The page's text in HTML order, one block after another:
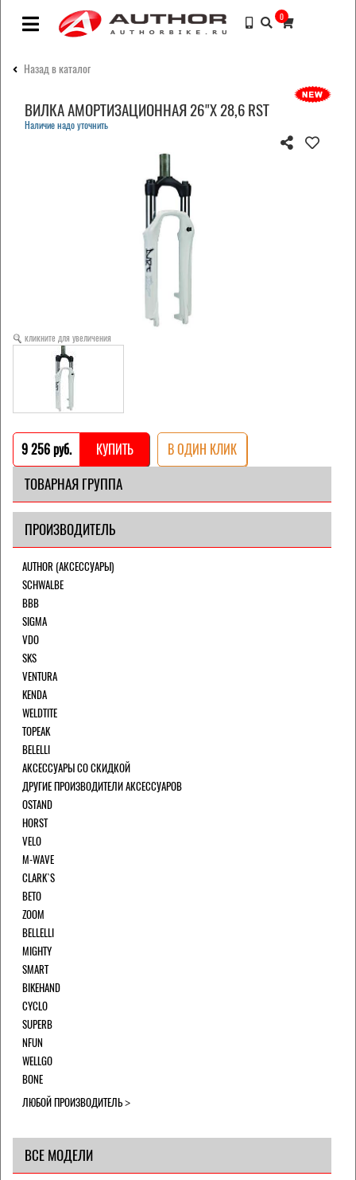
0
Назад в каталог
ВИЛКА АМОРТИЗАЦИОННАЯ 26"Х 28,6 RST
Наличие надо уточнить
кликните для увеличения
9 256 pуб. КУПИТЬ В ОДИН КЛИК
ТОВАРНАЯ ГРУППА
ПРОИЗВОДИТЕЛЬ
AUTHOR (АКСЕССУАРЫ)
SCHWALBE
BBB
SIGMA
VDO
SKS
VENTURA
KENDA
WELDTITE
TOPEAK
BELELLI
АКСЕССУАРЫ СО СКИДКОЙ
ДРУГИЕ ПРОИЗВОДИТЕЛИ АКСЕССУАРОВ
OSTAND
HORST
VELO
M-WAVE
CLARK`S
BETO
ZOOM
BELLELLI
MIGHTY
SMART
BIKEHAND
CYCLO
SUPERB
NFUN
WELLGO
BONE
ЛЮБОЙ ПРОИЗВОДИТЕЛЬ
ВСЕ МОДЕЛИ